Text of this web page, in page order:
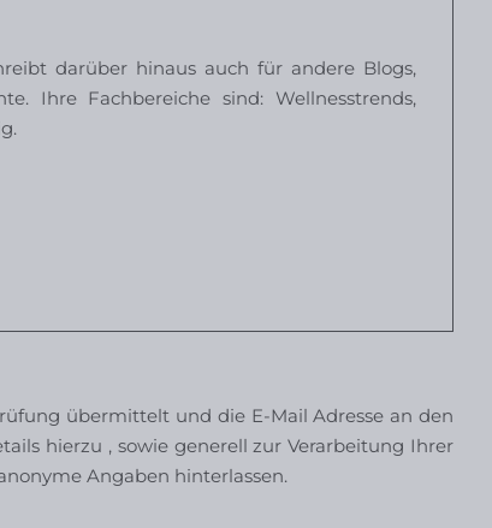
darüber hinaus auch für andere Blogs,
Ihre Fachbereiche sind: Wellnesstrends,
übermittelt und die E-Mail Adresse an den
hierzu , sowie generell zur Verarbeitung Ihrer
Angaben hinterlassen.